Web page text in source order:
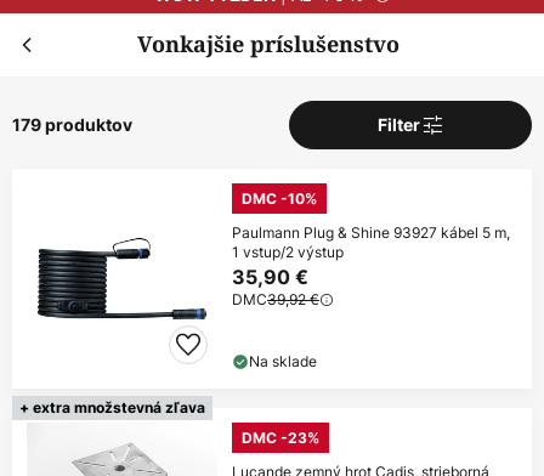
Vonkajšie príslušenstvo
179 produktov Filter
DMC -10%
Paulmann Plug & Shine 93927 kábel 5 m,
1 vstup/2 výstup
35,90 €
DMC39,92 €
Na sklade
+ extra množstevná zľava
DMC -23%
Lucande zemný hrot Cadis, strieborná